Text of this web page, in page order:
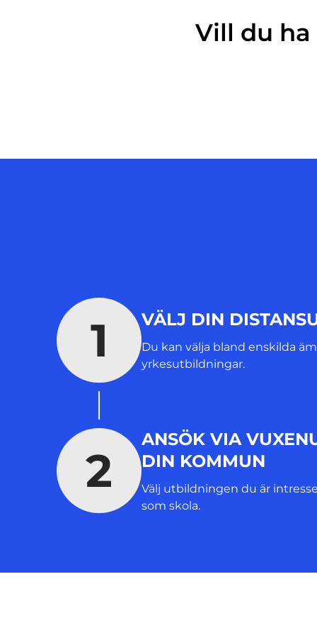
Vill du
1 VÄLJ DIN
Du kan välja bland enskilda
yrkesutbildningar.
2
ANSÖK VIA
DIN KOMMUN
Välj utbildningen du är
som skola.